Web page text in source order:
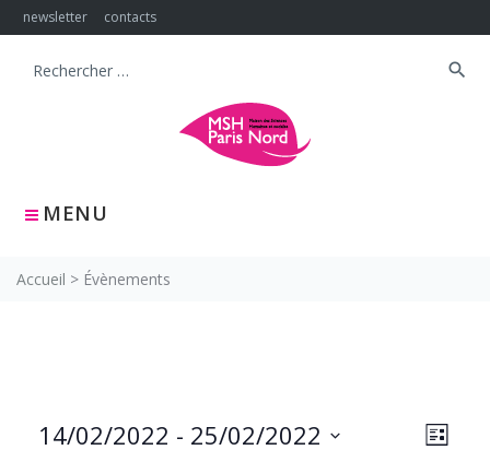
Skip
to
newsletter contacts
MENU
Search
search
Accueil > Évènements
LISTE
14/02/2022 - 25/02/2022